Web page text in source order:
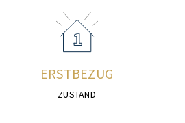
ERSTBEZUG
ZUSTAND